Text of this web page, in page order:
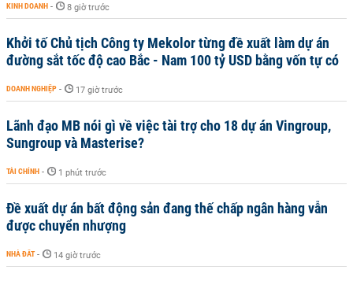
KINH DOANH - 8 giờ trước
Khởi tố Chủ tịch Công ty Mekolor từng đề xuất làm dự án
đường sắt tốc độ cao Bắc - Nam 100 tỷ USD bằng vốn tự có
DOANH NGHIỆP - 17 giờ trước
Lãnh đạo MB nói gì về việc tài trợ cho 18 dự án Vingroup,
Sungroup và Masterise?
TÀI CHÍNH - 1 phút trước
Đề xuất dự án bất động sản đang thế chấp ngân hàng vẫn
được chuyển nhượng
NHÀ ĐẤT - 14 giờ trước